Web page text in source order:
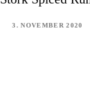
3. NOVEMBER 2020